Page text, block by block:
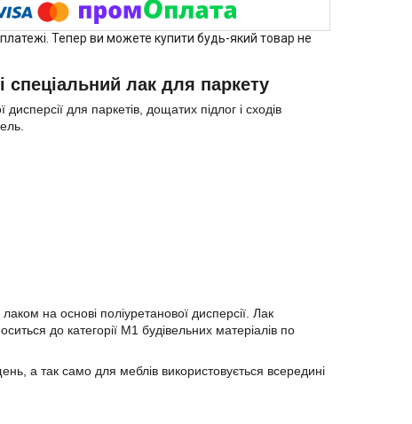
платежі. Тепер ви можете купити будь-який товар не
спеціальний лак для паркету
для паркетів, дощатих підлог і сходів
на основі поліуретанової дисперсії. Лак
до категорії M1 будівельних матеріалів по
а так само для меблів використовується всередині